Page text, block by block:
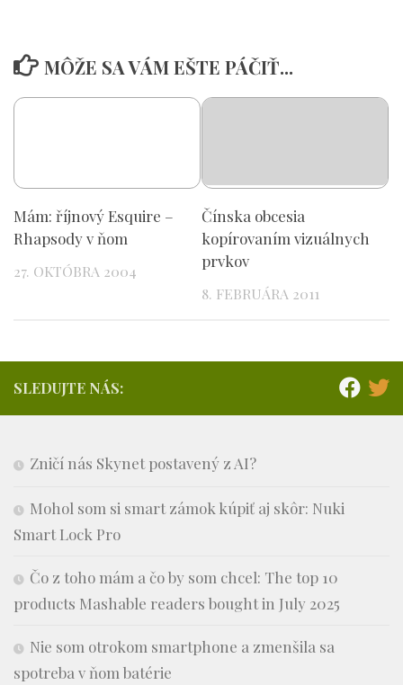
MÔŽE SA VÁM EŠTE PÁČIŤ...
Mám: říjnový Esquire –
Rhapsody v ňom
27. OKTÓBRA 2004
Čínska obcesia
kopírovaním vizuálnych
prvkov
8. FEBRUÁRA 2011
SLEDUJTE NÁS:
Zničí nás Skynet postavený z AI?
Mohol som si smart zámok kúpiť aj skôr: Nuki
Smart Lock Pro
Čo z toho mám a čo by som chcel: The top 10
products Mashable readers bought in July 2025
Nie som otrokom smartphone a zmenšila sa
spotreba v ňom batérie